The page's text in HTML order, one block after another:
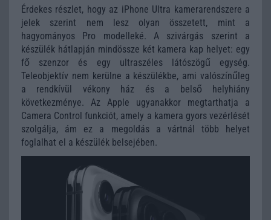
Érdekes részlet, hogy az iPhone Ultra kamerarendszere a
jelek szerint nem lesz olyan összetett, mint a
hagyományos Pro modelleké. A szivárgás szerint a
készülék hátlapján mindössze két kamera kap helyet: egy
fő szenzor és egy ultraszéles látószögű egység.
Teleobjektív nem kerülne a készülékbe, ami valószínűleg
a rendkívül vékony ház és a belső helyhiány
következménye. Az Apple ugyanakkor megtarthatja a
Camera Control funkciót, amely a kamera gyors vezérlését
szolgálja, ám ez a megoldás a vártnál több helyet
foglalhat el a készülék belsejében.